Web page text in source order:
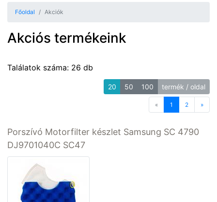
Főoldal Akciók
Akciós termékeink
Találatok száma: 26 db
20 50 100 termék / oldal
« Previous
1 2 »
Porszívó Motorfilter készlet Samsung SC 4790
DJ9701040C SC47